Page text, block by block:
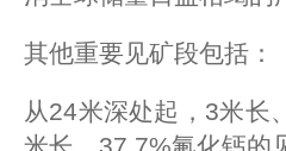
其他重要见矿段包括：
从24米深处起，3米长